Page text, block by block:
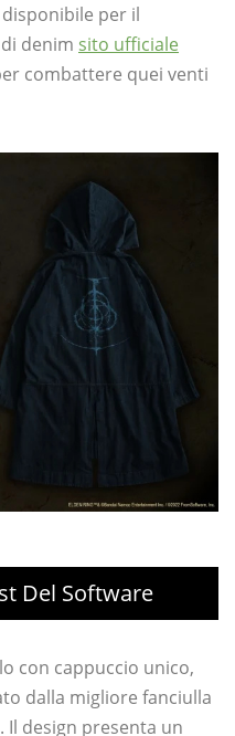
per il
denim sito ufficiale
combattere quei venti
Del Software
con cappuccio unico,
dalla migliore fanciulla
Il design presenta un